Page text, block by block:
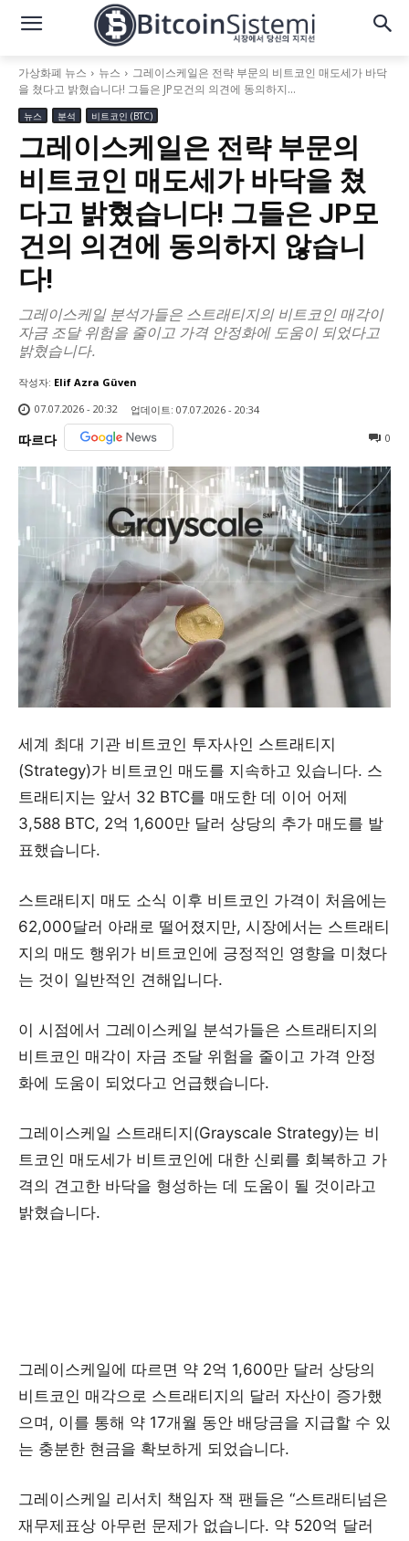
가상화폐 뉴스 뉴스
그레이스케일은 전략 부문의 비트코인 매도세가 바닥
을 쳤다고 밝혔습니다! 그들은 JP모건의 의견에 동의하지...
뉴스 분석 비트코인 (BTC)
그레이스케일은 전략 부문의
비트코인 매도세가 바닥을 쳤
다고 밝혔습니다! 그들은 JP모
건의 의견에 동의하지 않습니
다!
그레이스케일 분석가들은 스트래티지의 비트코인 매각이
자금 조달 위험을 줄이고 가격 안정화에 도움이 되었다고
밝혔습니다.
작성자: Elif Azra Güven
07.07.2026 - 20:32
업데이트: 07.07.2026 - 20:34
따르다 0
세계 최대 기관 비트코인 투자사인 스트래티지
(Strategy)가 비트코인 매도를 지속하고 있습니다. 스
트래티지는 앞서 32 BTC를 매도한 데 이어 어제
3,588 BTC, 2억 1,600만 달러 상당의 추가 매도를 발
표했습니다.
스트래티지 매도 소식 이후 비트코인 가격이 처음에는
62,000달러 아래로 떨어졌지만, 시장에서는 스트래티
지의 매도 행위가 비트코인에 긍정적인 영향을 미쳤다
는 것이 일반적인 견해입니다.
이 시점에서 그레이스케일 분석가들은 스트래티지의
비트코인 매각이 자금 조달 위험을 줄이고 가격 안정
화에 도움이 되었다고 언급했습니다.
그레이스케일 스트래티지(Grayscale Strategy)는 비
트코인 매도세가 비트코인에 대한 신뢰를 회복하고 가
격의 견고한 바닥을 형성하는 데 도움이 될 것이라고
밝혔습니다.
그레이스케일에 따르면 약 2억 1,600만 달러 상당의
비트코인 매각으로 스트래티지의 달러 자산이 증가했
으며, 이를 통해 약 17개월 동안 배당금을 지급할 수 있
는 충분한 현금을 확보하게 되었습니다.
그레이스케일 리서치 책임자 잭 팬들은 “스트래티넘은
재무제표상 아무런 문제가 없습니다. 약 520억 달러